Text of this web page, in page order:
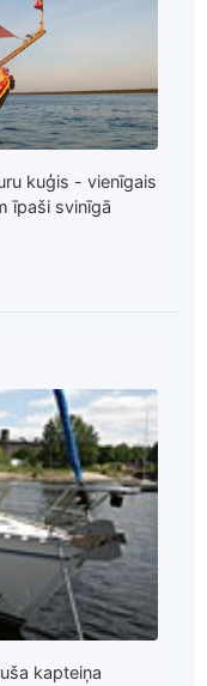
kuģis - vienīgais
īpaši svinīgā
kapteiņa